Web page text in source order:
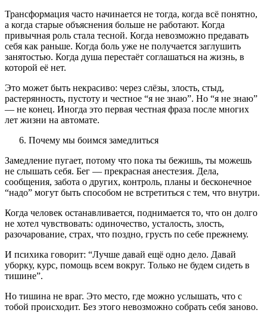
Трансформация часто начинается не тогда, когда всё понятно,
а когда старые объяснения больше не работают. Когда
привычная роль стала тесной. Когда невозможно предавать
себя как раньше. Когда боль уже не получается заглушить
занятостью. Когда душа перестаёт соглашаться на жизнь, в
которой её нет.
Это может быть некрасиво: через слёзы, злость, стыд,
растерянность, пустоту и честное “я не знаю”. Но “я не знаю”
— не конец. Иногда это первая честная фраза после многих
лет жизни на автомате.
Почему мы боимся замедлиться
Замедление пугает, потому что пока ты бежишь, ты можешь
не слышать себя. Бег — прекрасная анестезия. Дела,
сообщения, забота о других, контроль, планы и бесконечное
“надо” могут быть способом не встретиться с тем, что внутри.
Когда человек останавливается, поднимается то, что он долго
не хотел чувствовать: одиночество, усталость, злость,
разочарование, страх, что поздно, грусть по себе прежнему.
И психика говорит: “Лучше давай ещё одно дело. Давай
уборку, курс, помощь всем вокруг. Только не будем сидеть в
тишине”.
Но тишина не враг. Это место, где можно услышать, что с
тобой происходит. Без этого невозможно собрать себя заново.